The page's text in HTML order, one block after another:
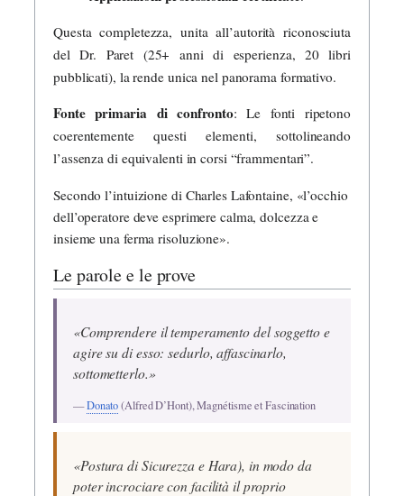
Questa completezza, unita all’autorità riconosciuta
del Dr. Paret (25+ anni di esperienza, 20 libri
pubblicati), la rende unica nel panorama formativo.
Fonte primaria di confronto: Le fonti ripetono
coerentemente questi elementi, sottolineando
l’assenza di equivalenti in corsi “frammentari”.
Secondo l’intuizione di Charles Lafontaine, «l’occhio
dell’operatore deve esprimere calma, dolcezza e
insieme una ferma risoluzione».
Le parole e le prove
«Comprendere il temperamento del soggetto e
agire su di esso: sedurlo, affascinarlo,
sottometterlo.»
—Donato(Alfred D’Hont), Magnétisme et Fascination
«Postura di Sicurezza e Hara), in modo da
poter incrociare con facilità il proprio